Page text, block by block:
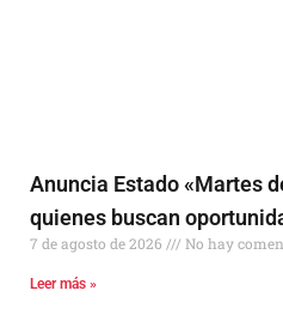
Anuncia Estado «Martes
quienes buscan
7 de agosto de 2026 No hay
Leer más »